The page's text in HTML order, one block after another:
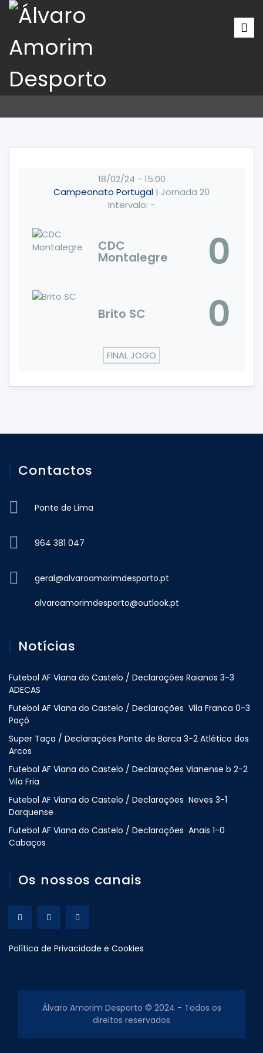
18/02/24 - 15:00
Campeonato Portugal | Jornada 20
Intervalo: -
CDC
Montalegre 0
Brito SC 0
FINAL JOGO
Contactos
Ponte de Lima
964 381 047
geral@alvaroamorimdesporto.pt
alvaroamorimdesporto@outlook.pt
Notícias
Futebol AF Viana do Castelo / Declarações Raianos 3-3
ADECAS
Futebol AF Viana do Castelo / Declarações Vila Franca 0-3
Paçõ
Super Taça / Declarações Ponte de Barca 3-2 Atlético dos
Arcos
Futebol AF Viana do Castelo / Declarações Vianense b 2-2
Vila Fria
Futebol AF Viana do Castelo / Declarações Neves 3-1
Darquense
Futebol AF Viana do Castelo / Declarações Anais 1-0
Cabaços
Os nossos canais
Política de Privacidade e Cookies
Álvaro Amorim Desporto © 2024 - Todos os
direitos reservados